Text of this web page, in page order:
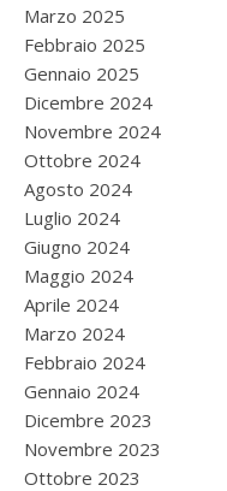
Marzo 2025
Febbraio 2025
Gennaio 2025
Dicembre 2024
Novembre 2024
Ottobre 2024
Agosto 2024
Luglio 2024
Giugno 2024
Maggio 2024
Aprile 2024
Marzo 2024
Febbraio 2024
Gennaio 2024
Dicembre 2023
Novembre 2023
Ottobre 2023